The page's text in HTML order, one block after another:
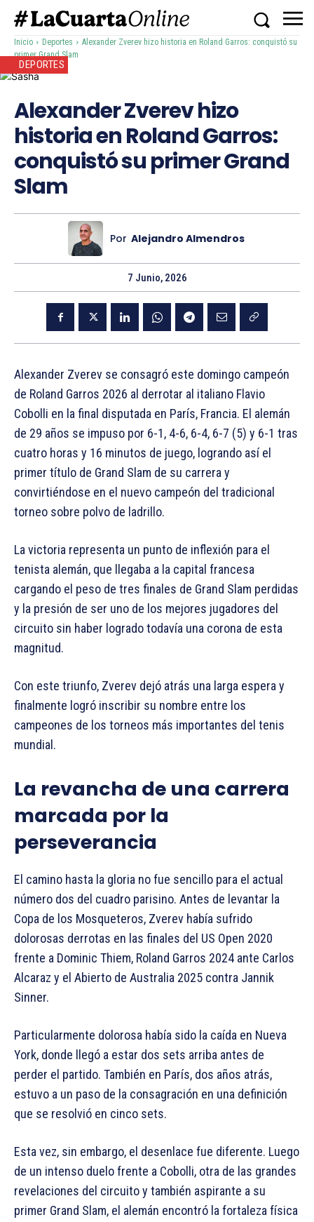
Inicio Deportes
Alexander Zverev hizo historia en Roland Garros: conquistó su
primer Grand Slam
DEPORTES
Alexander Zverev hizo
historia en Roland Garros:
conquistó su primer Grand
Slam
Por Alejandro Almendros
7 Junio, 2026
Alexander Zverev se consagró este domingo campeón
de Roland Garros 2026 al derrotar al italiano Flavio
Cobolli en la final disputada en París, Francia. El alemán
de 29 años se impuso por 6-1, 4-6, 6-4, 6-7 (5) y 6-1 tras
cuatro horas y 16 minutos de juego, logrando así el
primer título de Grand Slam de su carrera y
convirtiéndose en el nuevo campeón del tradicional
torneo sobre polvo de ladrillo.
La victoria representa un punto de inflexión para el
tenista alemán, que llegaba a la capital francesa
cargando el peso de tres finales de Grand Slam perdidas
y la presión de ser uno de los mejores jugadores del
circuito sin haber logrado todavía una corona de esta
magnitud.
Con este triunfo, Zverev dejó atrás una larga espera y
finalmente logró inscribir su nombre entre los
campeones de los torneos más importantes del tenis
mundial.
La revancha de una carrera
marcada por la
perseverancia
El camino hasta la gloria no fue sencillo para el actual
número dos del cuadro parisino. Antes de levantar la
Copa de los Mosqueteros, Zverev había sufrido
dolorosas derrotas en las finales del US Open 2020
frente a Dominic Thiem, Roland Garros 2024 ante Carlos
Alcaraz y el Abierto de Australia 2025 contra Jannik
Sinner.
Particularmente dolorosa había sido la caída en Nueva
York, donde llegó a estar dos sets arriba antes de
perder el partido. También en París, dos años atrás,
estuvo a un paso de la consagración en una definición
que se resolvió en cinco sets.
Esta vez, sin embargo, el desenlace fue diferente. Luego
de un intenso duelo frente a Cobolli, otra de las grandes
revelaciones del circuito y también aspirante a su
primer Grand Slam, el alemán encontró la fortaleza física